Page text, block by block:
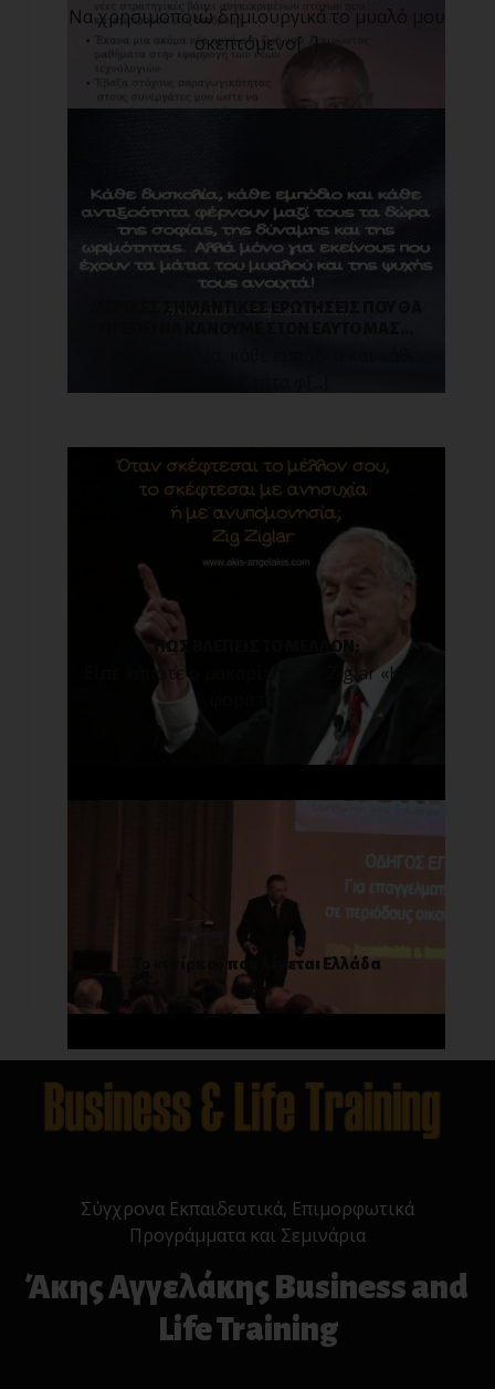
Να χρησιμοποιώ δημιουργικά το μυαλό μου
σκεπτόμενο[...]
ΜΕΡΙΚΕΣ ΣΗΜΑΝΤΙΚΕΣ ΕΡΩΤΗΣΕΙΣ ΠΟΥ ΘΑ
ΠΩΣ ΒΛΕΠΕΙΣ ΤΟ ΜΕΛΛΟΝ;
Είπε κάποτε ο μακαρίτης Zig Ziglar «Κάθε
Το «τσίρκο» που λέγεται Ελλάδα
Σύγχρονα Εκπαιδευτικά, Επιμορφωτικά
Προγράμματα και Σεμινάρια
Άκης Αγγελάκης Business and
Life Training